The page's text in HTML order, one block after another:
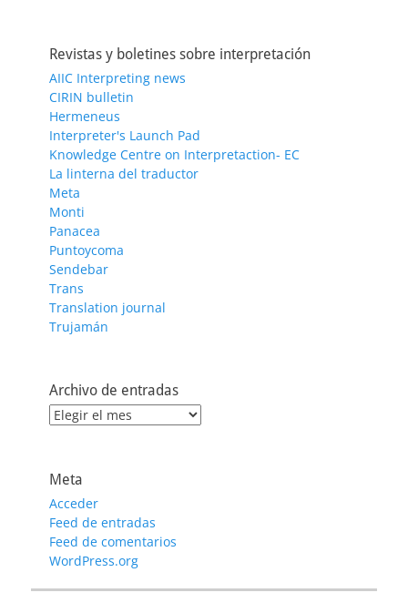
Revistas y boletines sobre interpretación
AIIC Interpreting news
CIRIN bulletin
Hermeneus
Interpreter's Launch Pad
Knowledge Centre on Interpretaction- EC
La linterna del traductor
Meta
Monti
Panacea
Puntoycoma
Sendebar
Trans
Translation journal
Trujamán
Archivo de entradas
Archivo
Meta
Acceder
Feed de entradas
Feed de comentarios
WordPress.org